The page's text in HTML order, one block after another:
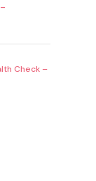
Check –